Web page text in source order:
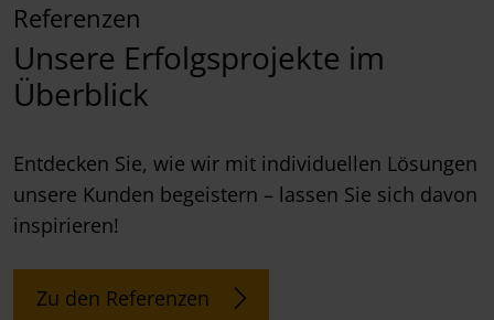
Referenzen
Unsere Erfolgsprojekte im
Überblick
Entdecken Sie, wie wir mit individuellen Lösungen
unsere Kunden begeistern – lassen Sie sich davon
inspirieren!
Zu den Referenzen